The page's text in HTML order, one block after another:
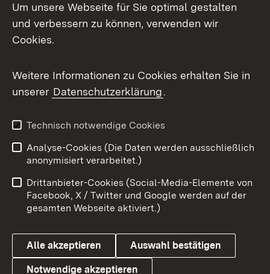
Mastodon
Messenger
Social Wall
X / Twitter
Youtube
Benutzungshinweise
Barrierefreiheit
Datenschutz
Cookies
Um unsere Webseite für Sie optimal gestalten
und verbessern zu können, verwenden wir
Cookies.
Weitere Informationen zu Cookies erhalten Sie in
unserer Datenschutzerklärung.
Technisch notwendige Cookies
Analyse-Cookies (Die Daten werden ausschließlich
anonymisiert verarbeitet.)
Drittanbieter-Cookies (Social-Media-Elemente von
Facebook, X / Twitter und Google werden auf der
gesamten Webseite aktiviert.)
Alle akzeptieren Auswahl bestätigen
Notwendige akzeptieren